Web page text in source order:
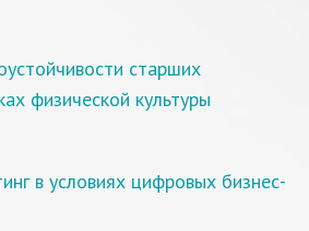
старших
физической культуры
в условиях цифровых бизнес-